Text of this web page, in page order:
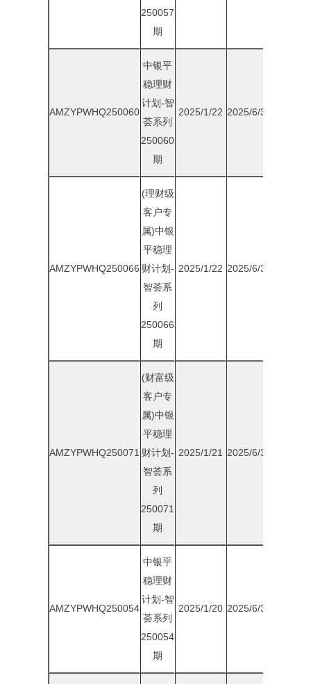
250057
期
AMZYPWHQ250060
中银平
稳理财
计划-智
荟系列
250060
期
2025/1/22 2025/6/30
AMZYPWHQ250066
(理财级
客户专
属)中银
平稳理
财计划-
智荟系
列
250066
期
2025/1/22 2025/6/30
AMZYPWHQ250071
(财富级
客户专
属)中银
平稳理
财计划-
智荟系
列
250071
期
2025/1/21 2025/6/30
AMZYPWHQ250054
中银平
稳理财
计划-智
荟系列
250054
期
2025/1/20 2025/6/30